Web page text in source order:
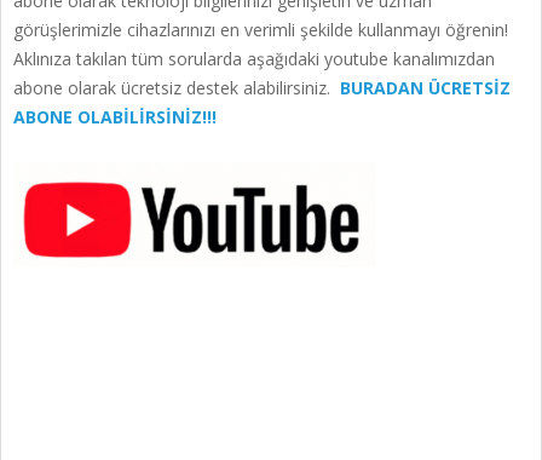
görüşlerimizle cihazlarınızı en verimli şekilde kullanmayı öğrenin!
Aklınıza takılan tüm sorularda aşağıdaki youtube kanalımızdan
abone olarak ücretsiz destek alabilirsiniz. BURADAN ÜCRETSİZ
ABONE OLABİLİRSİNİZ!!!